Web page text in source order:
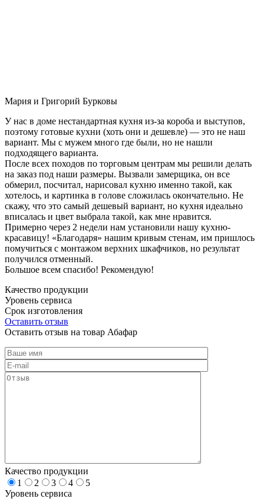
Мария и Григорий Бурковы
У нас в доме нестандартная кухня из-за короба и выступов,
поэтому готовые кухни (хоть они и дешевле) — это не наш
вариант. Мы с мужем много где были, но не нашли
подходящего варианта.
После всех походов по торговым центрам мы решили делать
на заказ под наши размеры. Вызвали замерщика, он все
обмерил, посчитал, нарисовал кухню именно такой, как
хотелось, и картинка в голове сложилась окончательно. Не
скажу, что это самый дешевый вариант, но кухня идеально
вписалась и цвет выбрала такой, как мне нравится.
Примерно через 2 недели нам установили нашу кухню-
красавицу! «Благодаря» нашим кривым стенам, им пришлось
помучиться с монтажом верхних шкафчиков, но результат
получился отменный.
Большое всем спасибо! Рекомендую!
Качество продукции
Уровень сервиса
Срок изготовления
Оставить отзыв
Оставить отзыв на товар Абафар
Качество продукции
1
2 3 4
5
Уровень сервиса